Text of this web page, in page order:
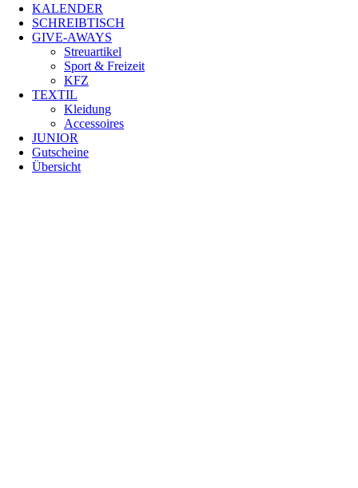
KALENDER
SCHREIBTISCH
GIVE-AWAYS
Streuartikel
Sport & Freizeit
KFZ
TEXTIL
Kleidung
Accessoires
JUNIOR
Gutscheine
Übersicht